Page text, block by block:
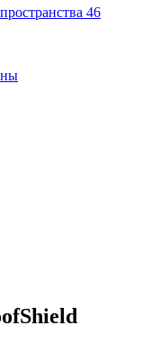
46